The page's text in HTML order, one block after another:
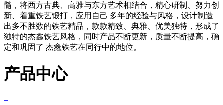
髓，将西方古典、高雅与东方艺术相结合，精心研制、努力创
新、着重铁艺锻打，应用自己 多年的经验与风格，设计制造
出多不胜数的铁艺精品，款款精致、典雅、优美独特，形成了
独特的杰鑫铁艺风格，同时产品不断更新，质量不断提高，确
定和巩固了 杰鑫铁艺在同行中的地位。
产品中心
+